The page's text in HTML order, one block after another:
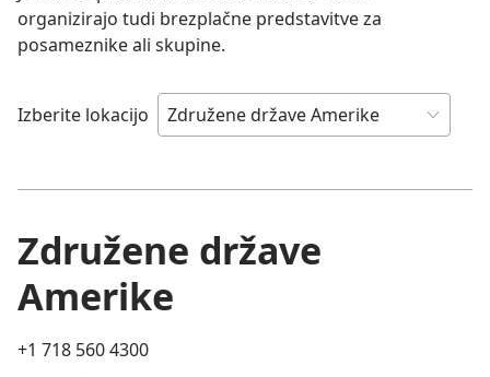
organizirajo tudi brezplačne predstavitve za
posameznike ali skupine.
Izberite lokacijo
Združene države
Amerike
+1 718 560 4300